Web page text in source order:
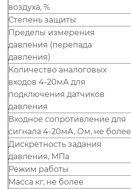
воздуха, %
Степень защиты
Пределы измерения
давления (перепада
давления)
Количество аналоговых
входов 4-20мА для
подключения датчиков
давления
Входное сопротивление для
сигнала 4-20мА, Ом, не более
Дискретность задания
давления, МПа
Режим работы
Масса кг, не более